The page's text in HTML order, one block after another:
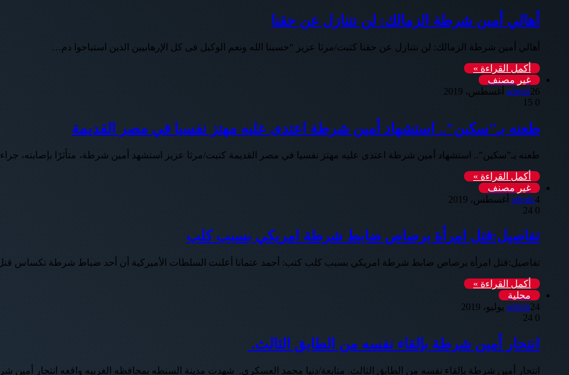
أهالي أمين شرطة الزمالك: لن نتنازل عن حقنا
أهالي أمين شرطة الزمالك: لن نتنازل عن حقنا كتبت/مرثا عزيز “حسبنا الله ونعم الوكيل فى كل الإرهابيين الذين استباحوا دم…
أكمل القراءة »
غير مصنف
admin26 أغسطس، 2019
0
طعنه بـ"سكين".. استشهاد أمين شرطة اعتدى عليه مهتز نفسيا في مصر القديمة
طعنه بـ”سكين”.. استشهاد أمين شرطة اعتدى عليه مهتز نفسيا في مصر القديمة كتبت/مرثا عزيز استشهد أمين شرطة، متأثرًا بإصابته،
أكمل القراءة »
غير مصنف
admin4 أغسطس، 2019
0
تفاصيل:قتل امرأة برصاص ضابط شرطة امريكي بسبب كلب
تفاصيل:قتل امرأة برصاص ضابط شرطة امريكي بسبب كلب كتب: أحمد عتمانا أعلنت السلطات الأميركية أن أحد ضباط شرطة تكساس
أكمل القراءة »
محلية
admin24 يوليو، 2019
0
انتحار أمين شرطة بإلقاء نفسه من الطابق الثالث.
انتحار أمين شرطة بإلقاء نفسه من الطابق الثالث. متابعة/دنيا محمد العسكري. شهدت مدينة السنطه بمحافظه الغربيه واقعه انتحار أمين